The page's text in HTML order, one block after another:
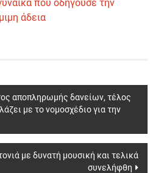
που οδηγούσε την
άδεια
αποπληρωμής δανείων, τέλος
με το νομοσχέδιο για την
με δυνατή μουσική και τελικά
συνελήφθη